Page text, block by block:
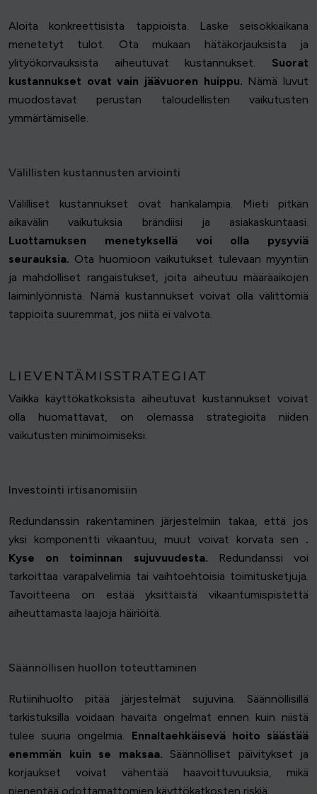
Aloita konkreettisista tappioista. Laske seisokkiaikana
menetetyt tulot. Ota mukaan hätäkorjauksista ja
ylityökorvauksista aiheutuvat kustannukset. Suorat
kustannukset ovat vain jäävuoren huippu. Nämä luvut
muodostavat perustan taloudellisten vaikutusten
ymmärtämiselle.
Välillisten kustannusten arviointi
Välilliset kustannukset ovat hankalampia. Mieti pitkän
aikavälin vaikutuksia brändiisi ja asiakaskuntaasi.
Luottamuksen menetyksellä voi olla pysyviä
seurauksia. Ota huomioon vaikutukset tulevaan myyntiin
ja mahdolliset rangaistukset, joita aiheutuu määräaikojen
laiminlyönnistä. Nämä kustannukset voivat olla välittömiä
tappioita suuremmat, jos niitä ei valvota.
LIEVENTÄMISSTRATEGIAT
Vaikka käyttökatkoksista aiheutuvat kustannukset voivat
olla huomattavat, on olemassa strategioita niiden
vaikutusten minimoimiseksi.
Investointi irtisanomisiin
Redundanssin rakentaminen järjestelmiin takaa, että jos
yksi komponentti vikaantuu, muut voivat korvata sen .
Kyse on toiminnan sujuvuudesta. Redundanssi voi
tarkoittaa varapalvelimia tai vaihtoehtoisia toimitusketjuja.
Tavoitteena on estää yksittäistä vikaantumispistettä
aiheuttamasta laajoja häiriöitä.
Säännöllisen huollon toteuttaminen
Rutiinihuolto pitää järjestelmät sujuvina. Säännöllisillä
tarkistuksilla voidaan havaita ongelmat ennen kuin niistä
tulee suuria ongelmia. Ennaltaehkäisevä hoito säästää
enemmän kuin se maksaa. Säännölliset päivitykset ja
korjaukset voivat vähentää haavoittuvuuksia, mikä
pienentää odottamattomien käyttökatkosten riskiä.